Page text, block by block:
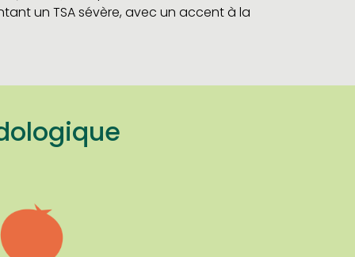
un TSA sévère, avec un accent à la